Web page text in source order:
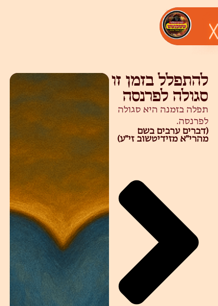
להתפלל בזמן זו
סגולה לפרנסה
תפלה בזמנה היא סגולה
לפרנסה.
(דברים ערבים בשם
מהרי"א מזידיטשוב זי"ע)